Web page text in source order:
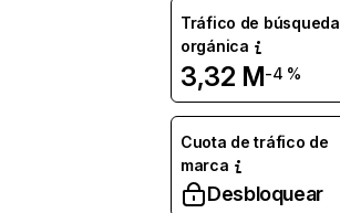
Tráfico de búsqueda
orgánica
3,32 M-4 %
Cuota de tráfico de
marca
Desbloquear